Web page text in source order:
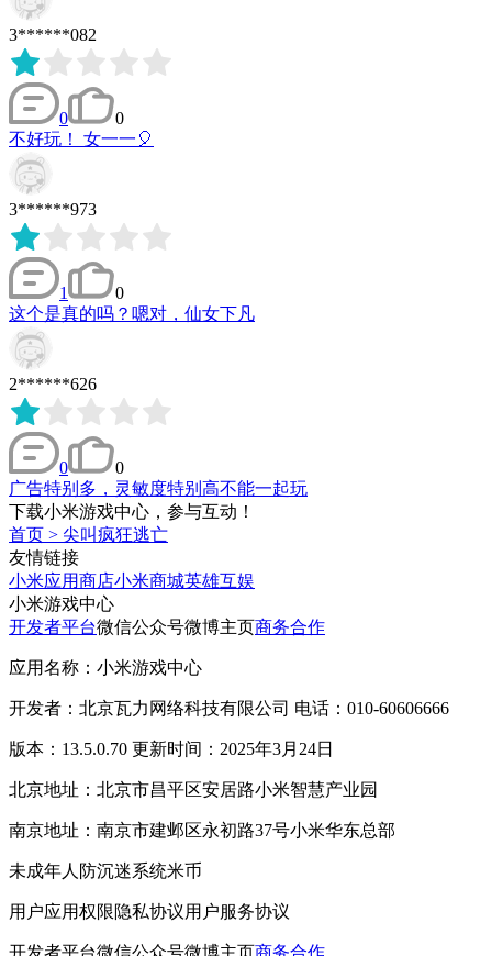
3******082
0
0
不好玩！ 女一一🎈
3******973
1
0
这个是真的吗？嗯对，仙女下凡
2******626
0
0
广告特别多，灵敏度特别高不能一起玩
下载小米游戏中心，参与互动！
首页 > 尖叫疯狂逃亡
友情链接
小米应用商店小米商城英雄互娱
小米游戏中心
开发者平台微信公众号微博主页商务合作
应用名称：小米游戏中心
开发者：北京瓦力网络科技有限公司 电话：010-60606666
版本：13.5.0.70 更新时间：2025年3月24日
北京地址：北京市昌平区安居路小米智慧产业园
南京地址：南京市建邺区永初路37号小米华东总部
未成年人防沉迷系统米币
用户应用权限隐私协议用户服务协议
开发者平台微信公众号微博主页商务合作